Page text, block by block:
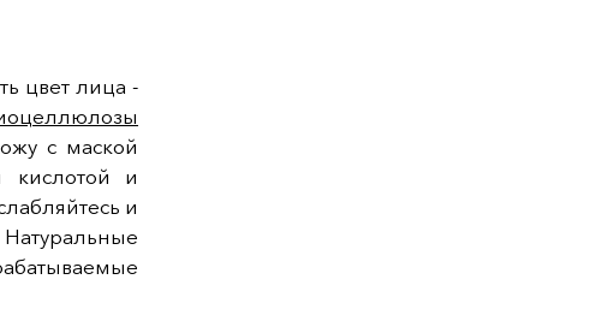
цвет лица -
с маской
кислотой и
и